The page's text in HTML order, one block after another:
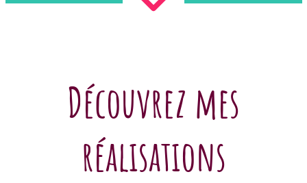
Découvrez mes
réalisations